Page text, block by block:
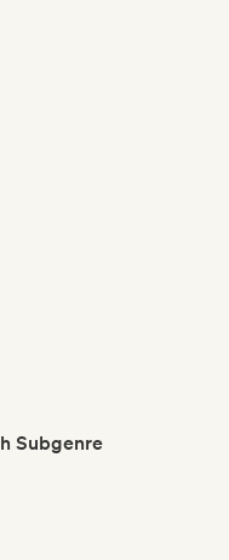
Subgenre